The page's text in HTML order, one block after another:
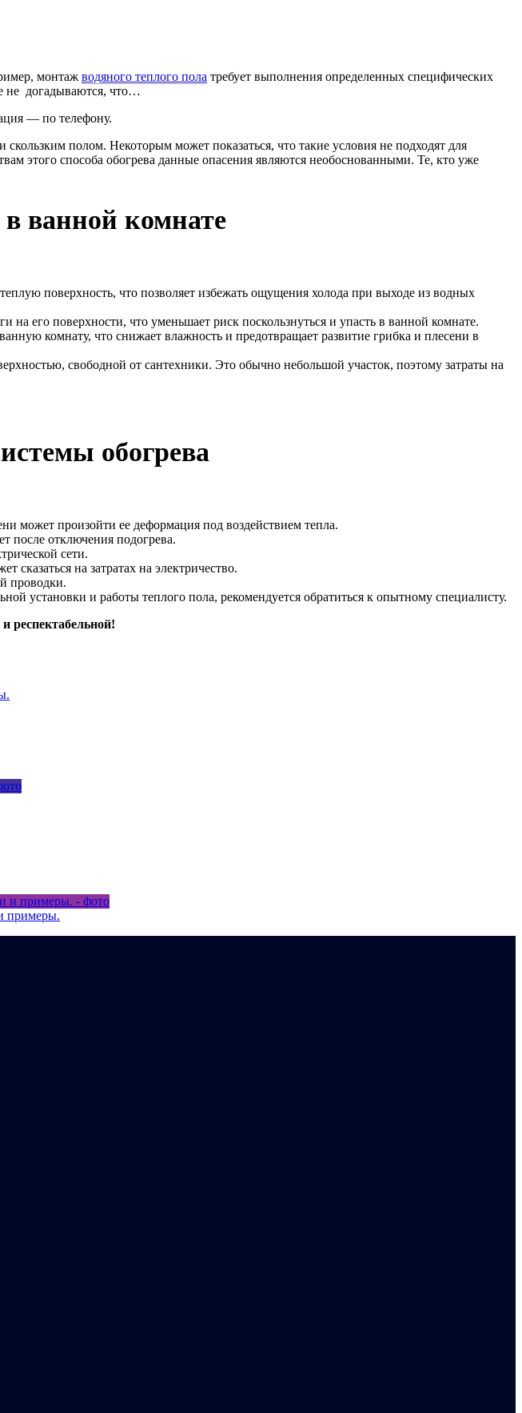
монтаж водяного теплого пола требует выполнения определенных специфических
не догадываются, что…
— по телефону.
полом. Некоторым может показаться, что такие условия не подходят для
этого способа обогрева данные опасения являются необоснованными. Те, кто уже
ванной комнате
поверхность, что позволяет избежать ощущения холода при выходе из водных
его поверхности, что уменьшает риск поскользнуться и упасть в ванной комнате.
комнату, что снижает влажность и предотвращает развитие грибка и плесени в
свободной от сантехники. Это обычно небольшой участок, поэтому затраты на
обогрева
может произойти ее деформация под воздействием тепла.
после отключения подогрева.
сети.
на затратах на электричество.
проводки.
установки и работы теплого пола, рекомендуется обратиться к опытному специалисту.
респектабельной!
примеры.